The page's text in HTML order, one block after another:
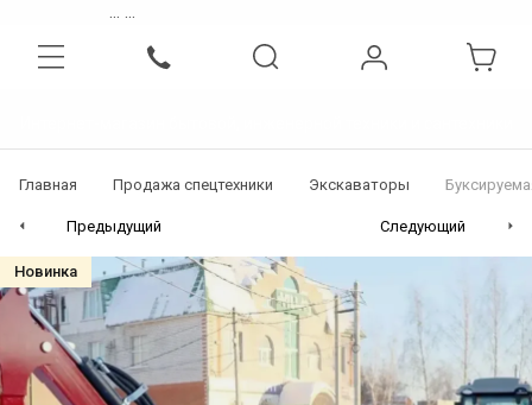
... ...
Главная Продажа спецтехники Экскаваторы
Предыдущий Следующий
Новинка